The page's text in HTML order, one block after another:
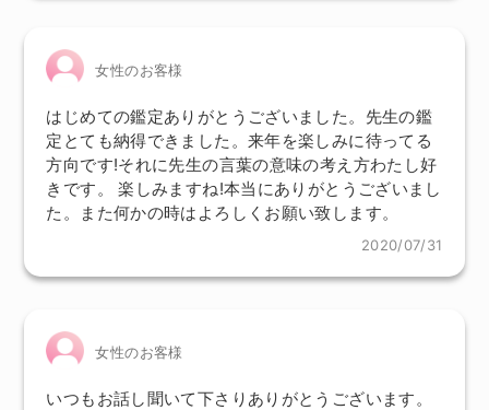
女性のお客様
はじめての鑑定ありがとうございました。先生の鑑
定とても納得できました。来年を楽しみに待ってる
方向です!それに先生の言葉の意味の考え方わたし好
きです。 楽しみますね!本当にありがとうございまし
た。また何かの時はよろしくお願い致します。
2020/07/31
女性のお客様
いつもお話し聞いて下さりありがとうございます。